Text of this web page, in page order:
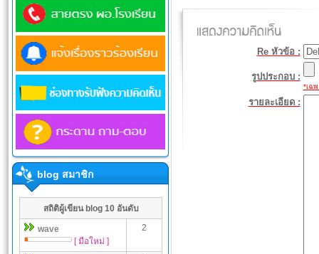
blog สมาชิก
สถิติผู้เขียน blog 10 อันดับ
wave
[ มือใหม่ ]
2
Re หัวข้อ :
รูปประกอบ :
*เฉ
รายละเอียด :